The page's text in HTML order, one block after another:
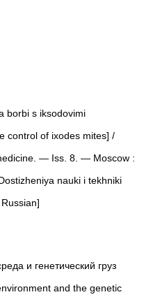
borbi s iksodovimi
control of ixodes mites] /
— Iss. 8. — Moscow :
nauki i tekhniki
и генетический груз
and the genetic